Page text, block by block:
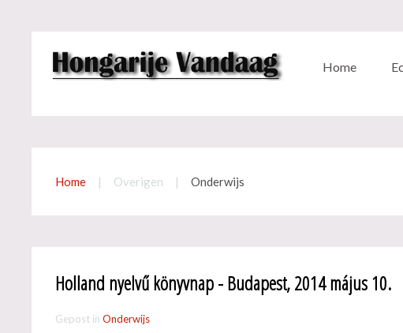
Home
Home Overigen Onderwijs
Holland nyelvű könyvnap - Budapest, 2014 május 10.
Gepost in Onderwijs